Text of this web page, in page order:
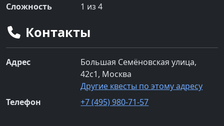
Сложность
1 из 4
Контакты
Адрес
Большая Семёновская улица,
42с1, Москва
Другие квесты по этому адресу
Телефон
+7 (495) 980-71-57